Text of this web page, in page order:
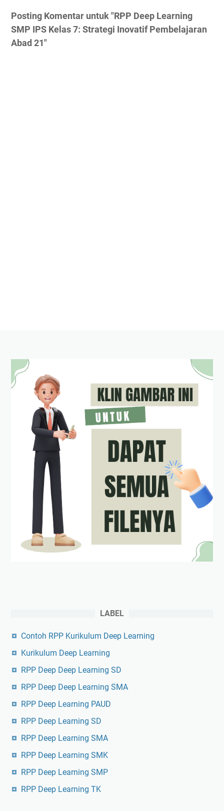
Posting Komentar untuk "RPP Deep Learning
SMP IPS Kelas 7: Strategi Inovatif Pembelajaran
Abad 21"
LABEL
Contoh RPP Kurikulum Deep Learning
Kurikulum Deep Learning
RPP Deep Deep Learning SD
RPP Deep Deep Learning SMA
RPP Deep Learning PAUD
RPP Deep Learning SD
RPP Deep Learning SMA
RPP Deep Learning SMK
RPP Deep Learning SMP
RPP Deep Learning TK